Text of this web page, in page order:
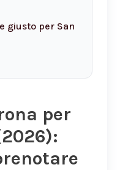
giusto per San
per